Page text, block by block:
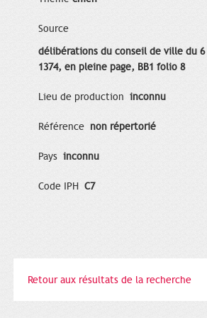
Source
délibérations du conseil de ville du
1374, en pleine page, BB1 folio 8
Lieu de production inconnu
Référence non répertorié
Pays inconnu
Code IPH C7
Retour aux résultats de la recherche